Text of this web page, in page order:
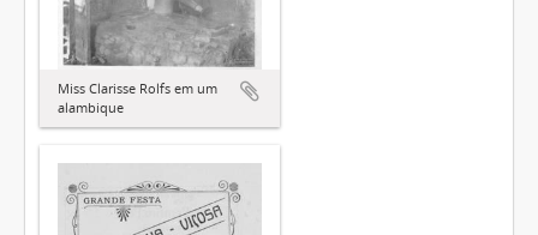
Miss Clarisse Rolfs em um
alambique